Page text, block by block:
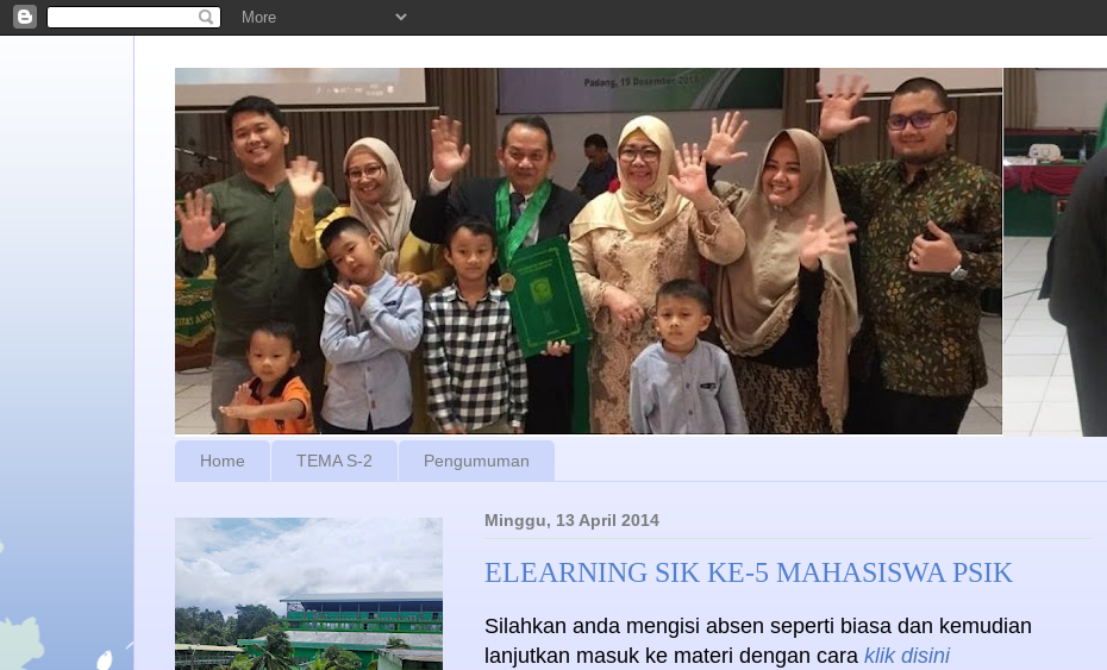
Home TEMA S-2 Pengumuman
Minggu, 13 April 2014
ELEARNING SIK KE-5 MAHASISWA PSIK
Silahkan anda mengisi absen seperti biasa dan kemudian
lanjutkan masuk ke materi dengan cara klik disini